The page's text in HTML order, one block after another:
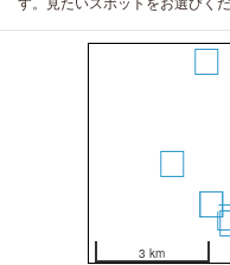
す。見たいスポットをお選びくだ
13
14
3 km